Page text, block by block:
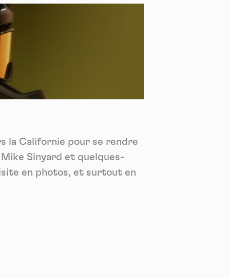
la Californie pour se rendre
Sinyard et quelques-
en photos, et surtout en
*